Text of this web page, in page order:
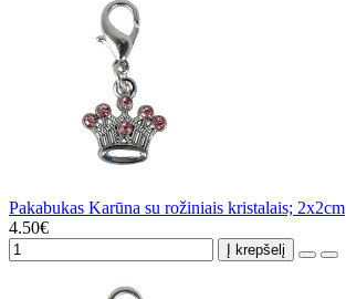
Pakabukas Karūna su rožiniais kristalais; 2x2cm
4.50€
Į krepšelį